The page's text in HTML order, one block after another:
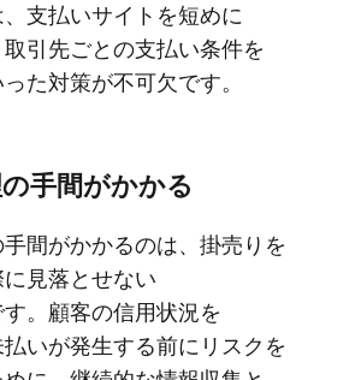
支払い​サイトを​短めに​
引先ごとの​支払い​条件を​
た​対策が​不可欠です。
手間が​かかる
間が​かかるのは、​掛売りを​
見落とせない​
。​顧客の​信用状況を​
いが​発生する​前に​リスクを​